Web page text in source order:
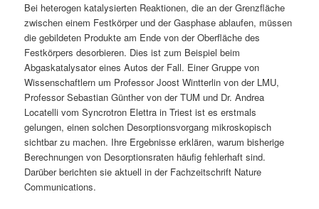
Bei heterogen katalysierten Reaktionen, die an der Grenzfläche
zwischen einem Festkörper und der Gasphase ablaufen, müssen
die gebildeten Produkte am Ende von der Oberfläche des
Festkörpers desorbieren. Dies ist zum Beispiel beim
Abgaskatalysator eines Autos der Fall. Einer Gruppe von
Wissenschaftlern um Professor Joost Wintterlin von der LMU,
Professor Sebastian Günther von der TUM und Dr. Andrea
Locatelli vom Syncrotron Elettra in Triest ist es erstmals
gelungen, einen solchen Desorptionsvorgang mikroskopisch
sichtbar zu machen. Ihre Ergebnisse erklären, warum bisherige
Berechnungen von Desorptionsraten häufig fehlerhaft sind.
Darüber berichten sie aktuell in der Fachzeitschrift Nature
Communications.